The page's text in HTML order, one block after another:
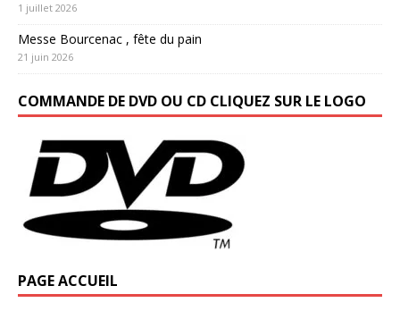
1 juillet 2026
Messe Bourcenac , fête du pain
21 juin 2026
COMMANDE DE DVD OU CD CLIQUEZ SUR LE LOGO
PAGE ACCUEIL